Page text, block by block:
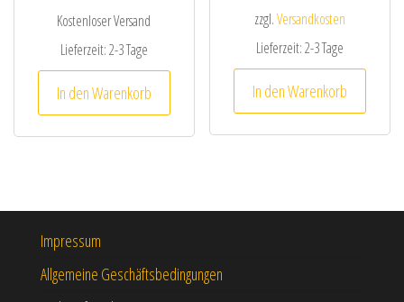
Kostenloser Versand
Lieferzeit:2-3 Tage
In den Warenkorb
zzgl.Versandkosten
Lieferzeit:2-3 Tage
In den Warenkorb
Impressum
Allgemeine Geschäftsbedingungen